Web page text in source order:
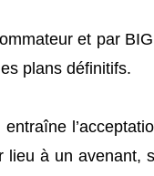
et par
plans définitifs.
lieu à un avenant,